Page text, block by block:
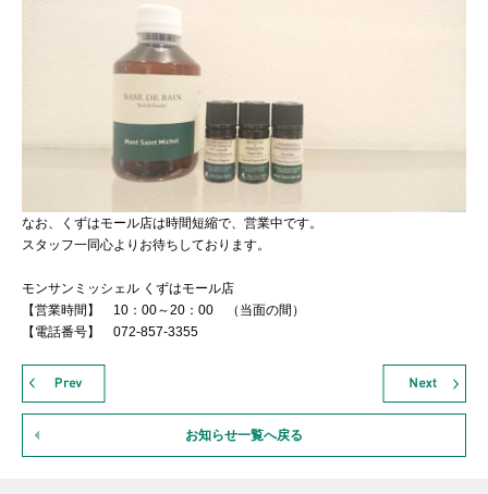
なお、くずはモール店は時間短縮で、営業中です。
スタッフ一同心よりお待ちしております。
モンサンミッシェル くずはモール店
【営業時間】 10：00～20：00 （当面の間）
【電話番号】 072-857-3355
お知らせ一覧へ戻る